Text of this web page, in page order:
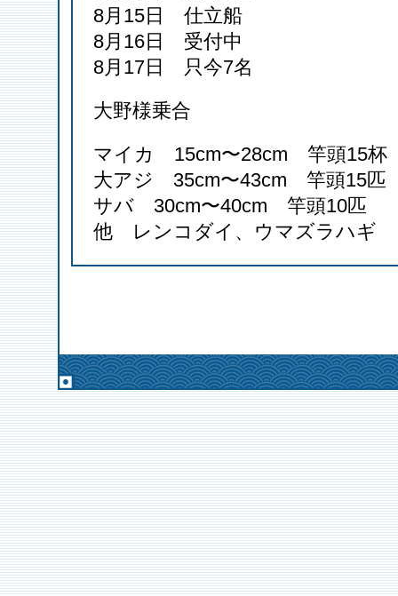
8月15日 仕立船
8月16日 受付中
8月17日 只今7名
大野様乗合
マイカ 15cm〜28cm 竿頭15杯
大アジ 35cm〜43cm 竿頭15匹
サバ 30cm〜40cm 竿頭10匹
他 レンコダイ、ウマズラハギ